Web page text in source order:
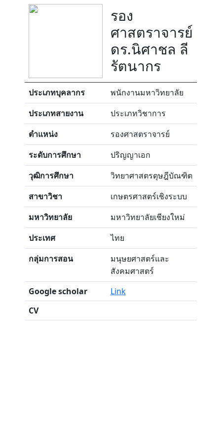
รอง
ศาสตราจารย์
ดร.นิศาชล ลี
รัตนากร
ประเภทบุคลากร
พนักงานมหาวิทยาลัย
ประเภทสายงาน
ประเภทวิชาการ
ตำแหน่ง
รองศาสตราจารย์
ระดับการศึกษา
ปริญญาเอก
วุฒิการศึกษา
วิทยาศาสตรดุษฎีบัณฑิต
สาขาวิชา
เกษตรศาสตร์เชิงระบบ
มหาวิทยาลัย
มหาวิทยาลัยเชียงใหม่
ประเทศ
ไทย
กลุ่มการสอน
มนุษยศาสตร์และ
สังคมศาสตร์
Google scholar
Link
CV